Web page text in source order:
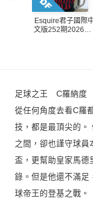
Esquire君子國際
文版252期2026年8
足球之王 C羅納度
從任何角度去看C羅
技，都是最頂尖的。
之間，卻也謹守球員
盃，更幫助皇家馬德
錄。但是他還不滿足
球帝王的登基之戰。